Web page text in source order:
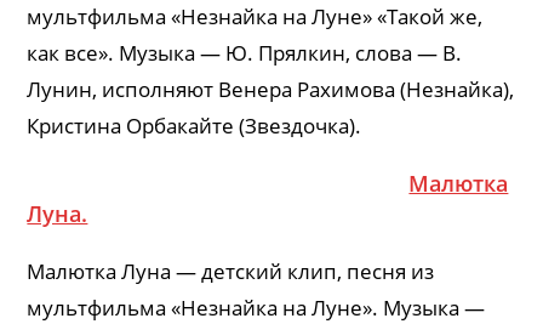
мультфильма «Незнайка на Луне» «Такой же,
как все». Музыка — Ю. Прялкин, слова — В.
Лунин, исполняют Венера Рахимова (Незнайка),
Кристина Орбакайте (Звездочка).
Малютка
Луна.
Малютка Луна — детский клип, песня из
мультфильма «Незнайка на Луне». Музыка —